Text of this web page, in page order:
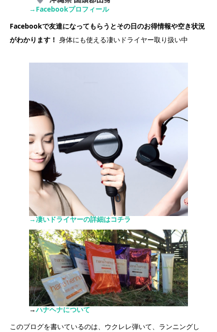
→Facebookプロフィール
Facebookで友達になってもらうとその日のお得情報や空き状況
がわかります！ 身体にも使える凄いドライヤー取り扱い中
→凄いドライヤーの詳細はコチラ
→ハナヘナについて
このブログを書いているのは、ウクレレ弾いて、ランニングし